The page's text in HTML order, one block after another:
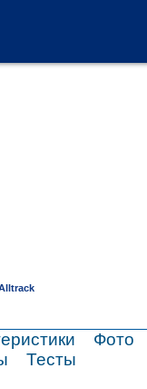
ДРАЙВ
Фото
Тесты